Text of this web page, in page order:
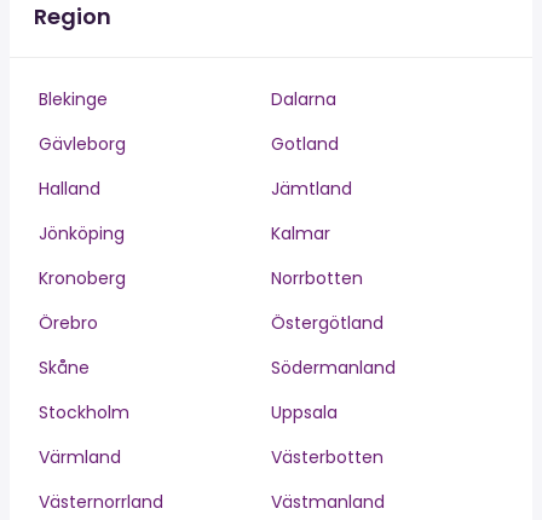
Region
Blekinge
Dalarna
Gävleborg
Gotland
Halland
Jämtland
Jönköping
Kalmar
Kronoberg
Norrbotten
Örebro
Östergötland
Skåne
Södermanland
Stockholm
Uppsala
Värmland
Västerbotten
Västernorrland
Västmanland